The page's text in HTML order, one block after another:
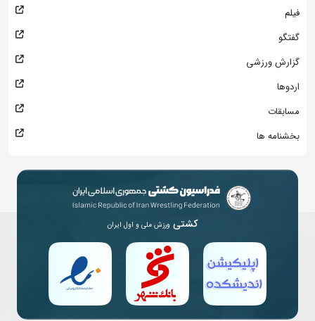
فیلم
گفتگو
گزارش ورزشی
اردوها
مسابقات
بخشنامه ها
کشتی ورزش ملی و اول ایران